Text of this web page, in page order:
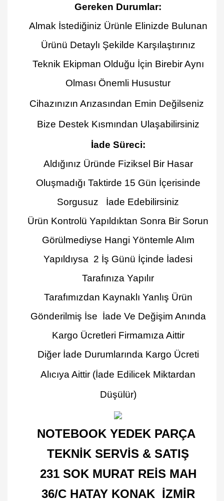
Gereken Durumlar:
Almak İstediğiniz Ürünle Elinizde Bulunan
Ürünü Detaylı Şekilde Karşılaştırınız
Teknik Ekipman Olduğu İçin Birebir Aynı
Olması Önemli Husustur
Cihazınızın Arızasından Emin Değilseniz
Bize Destek Kısmından Ulaşabilirsiniz
İade Süreci:
Aldığınız Üründe Fiziksel Bir Hasar
Oluşmadığı Taktirde 15 Gün İçerisinde
Sorgusuz İade Edebilirsiniz
Ürün Kontrolü Yapıldıktan Sonra Bir Sorun
Görülmediyse Hangi Yöntemle Alım
Yapıldıysa 2 İş Günü İçinde İadesi
Tarafınıza Yapılır
Tarafımızdan Kaynaklı Yanlış Ürün
Gönderilmiş İse İade Ve Değişim Anında
Kargo Ücretleri Firmamıza Aittir
Diğer İade Durumlarında Kargo Ücreti
Alıcıya Aittir (İade Edilicek Miktardan
Düşülür)
NOTEBOOK YEDEK PARÇA
TEKNİK SERVİS & SATIŞ
231 SOK MURAT REİS MAH
36/C HATAY KONAK İZMİR